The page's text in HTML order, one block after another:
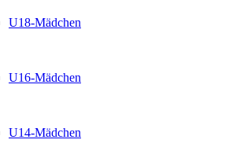
U18-Mädchen
U16-Mädchen
U14-Mädchen